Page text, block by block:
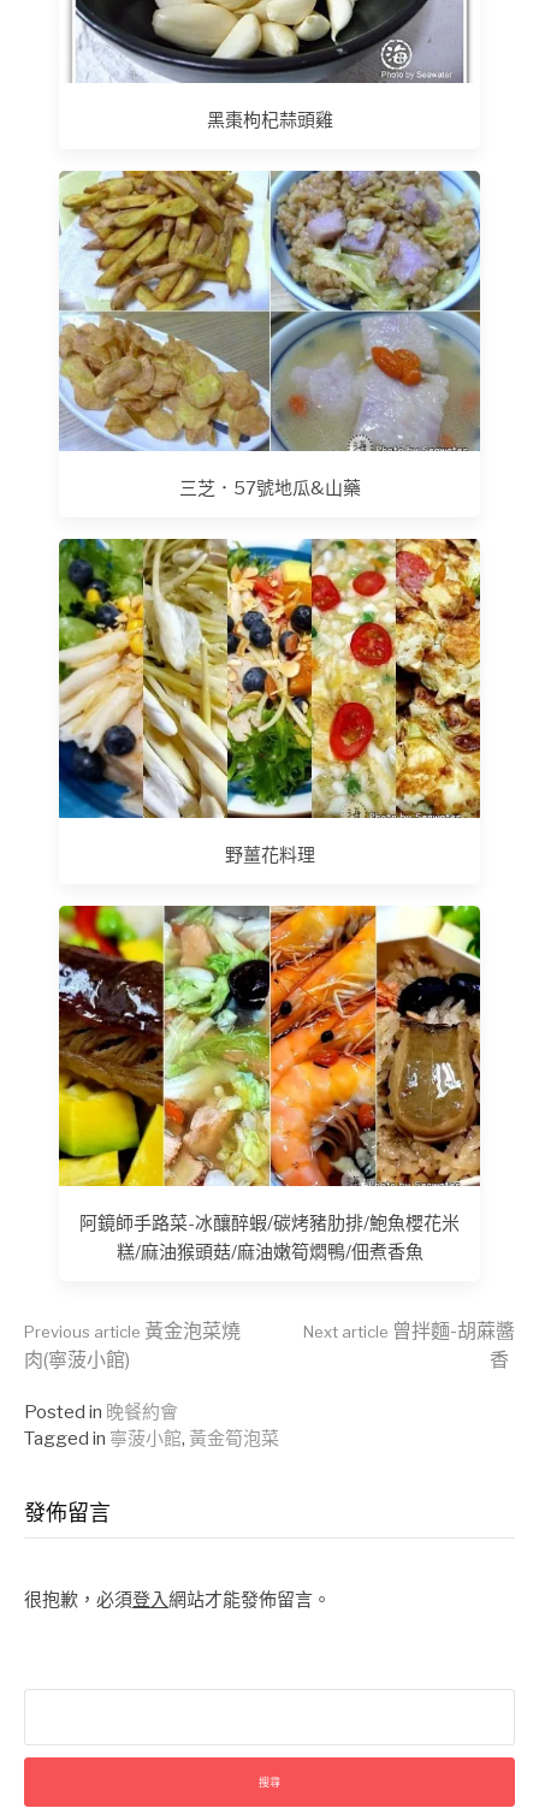
黑棗枸杞蒜頭雞
三芝．57號地瓜&山藥
野薑花料理
阿鏡師手路菜-冰釀醉蝦/碳烤豬肋排/鮑魚櫻花米
糕/麻油猴頭菇/麻油嫩筍燜鴨/佃煮香魚
Continue
Reading
Previous article 黃金泡菜燒
肉(寧菠小館)
Next article 曾拌麵-胡蔴醬
香
Posted in 晚餐約會
Tagged in 寧菠小館, 黃金筍泡菜
發佈留言
很抱歉，必須登入網站才能發佈留言。
關
字: